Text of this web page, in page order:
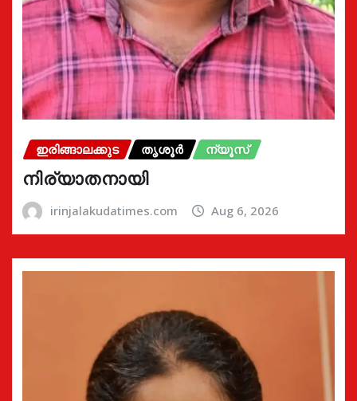
ഇരിങ്ങാലക്കുട തൃശൂർ ന്യൂസ്
നിര്യാതനായി
irinjalakudatimes.com Aug 6, 2026